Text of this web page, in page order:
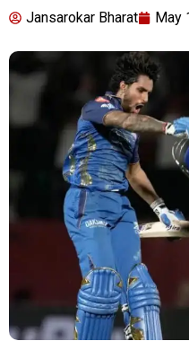
Jansarokar Bharat May